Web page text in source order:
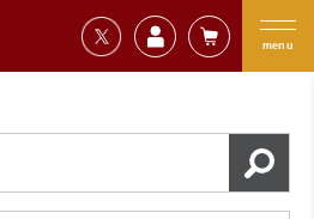
menu
格安TCG通販